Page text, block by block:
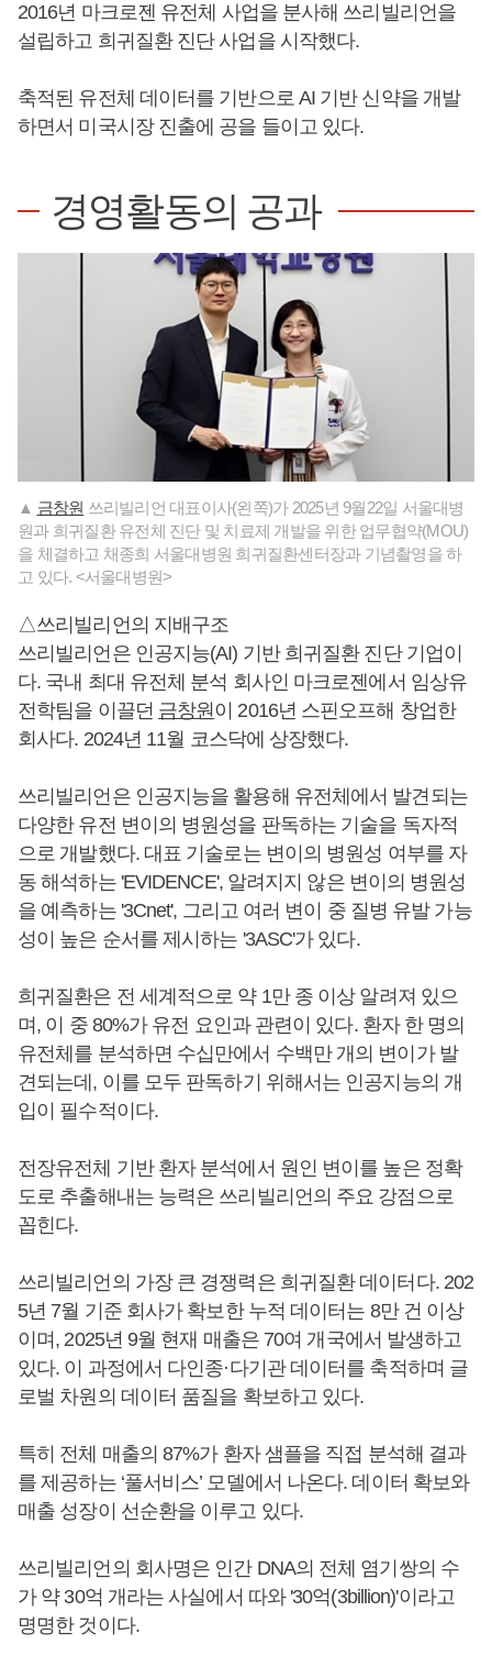
2016년 마크로젠 유전체 사업을 분사해 쓰리빌리언을
설립하고 희귀질환 진단 사업을 시작했다.
축적된 유전체 데이터를 기반으로 AI 기반 신약을 개발
하면서 미국시장 진출에 공을 들이고 있다.
경영활동의 공과
▲ 금창원 쓰리빌리언 대표이사(왼쪽)가 2025년 9월22일 서울대병
원과 희귀질환 유전체 진단 및 치료제 개발을 위한 업무협약(MOU)
을 체결하고 채종희 서울대병원 희귀질환센터장과 기념촬영을 하
고 있다. <서울대병원>
△쓰리빌리언의 지배구조
쓰리빌리언은 인공지능(AI) 기반 희귀질환 진단 기업이
다. 국내 최대 유전체 분석 회사인 마크로젠에서 임상유
전학팀을 이끌던 금창원이 2016년 스핀오프해 창업한
회사다. 2024년 11월 코스닥에 상장했다.
쓰리빌리언은 인공지능을 활용해 유전체에서 발견되는
다양한 유전 변이의 병원성을 판독하는 기술을 독자적
으로 개발했다. 대표 기술로는 변이의 병원성 여부를 자
동 해석하는 'EVIDENCE', 알려지지 않은 변이의 병원성
을 예측하는 '3Cnet', 그리고 여러 변이 중 질병 유발 가능
성이 높은 순서를 제시하는 '3ASC'가 있다.
희귀질환은 전 세계적으로 약 1만 종 이상 알려져 있으
며, 이 중 80%가 유전 요인과 관련이 있다. 환자 한 명의
유전체를 분석하면 수십만에서 수백만 개의 변이가 발
견되는데, 이를 모두 판독하기 위해서는 인공지능의 개
입이 필수적이다.
전장유전체 기반 환자 분석에서 원인 변이를 높은 정확
도로 추출해내는 능력은 쓰리빌리언의 주요 강점으로
꼽힌다.
쓰리빌리언의 가장 큰 경쟁력은 희귀질환 데이터다. 202
5년 7월 기준 회사가 확보한 누적 데이터는 8만 건 이상
이며, 2025년 9월 현재 매출은 70여 개국에서 발생하고
있다. 이 과정에서 다인종·다기관 데이터를 축적하며 글
로벌 차원의 데이터 품질을 확보하고 있다.
특히 전체 매출의 87%가 환자 샘플을 직접 분석해 결과
를 제공하는 ‘풀서비스’ 모델에서 나온다. 데이터 확보와
매출 성장이 선순환을 이루고 있다.
쓰리빌리언의 회사명은 인간 DNA의 전체 염기쌍의 수
가 약 30억 개라는 사실에서 따와 '30억(3billion)'이라고
명명한 것이다.